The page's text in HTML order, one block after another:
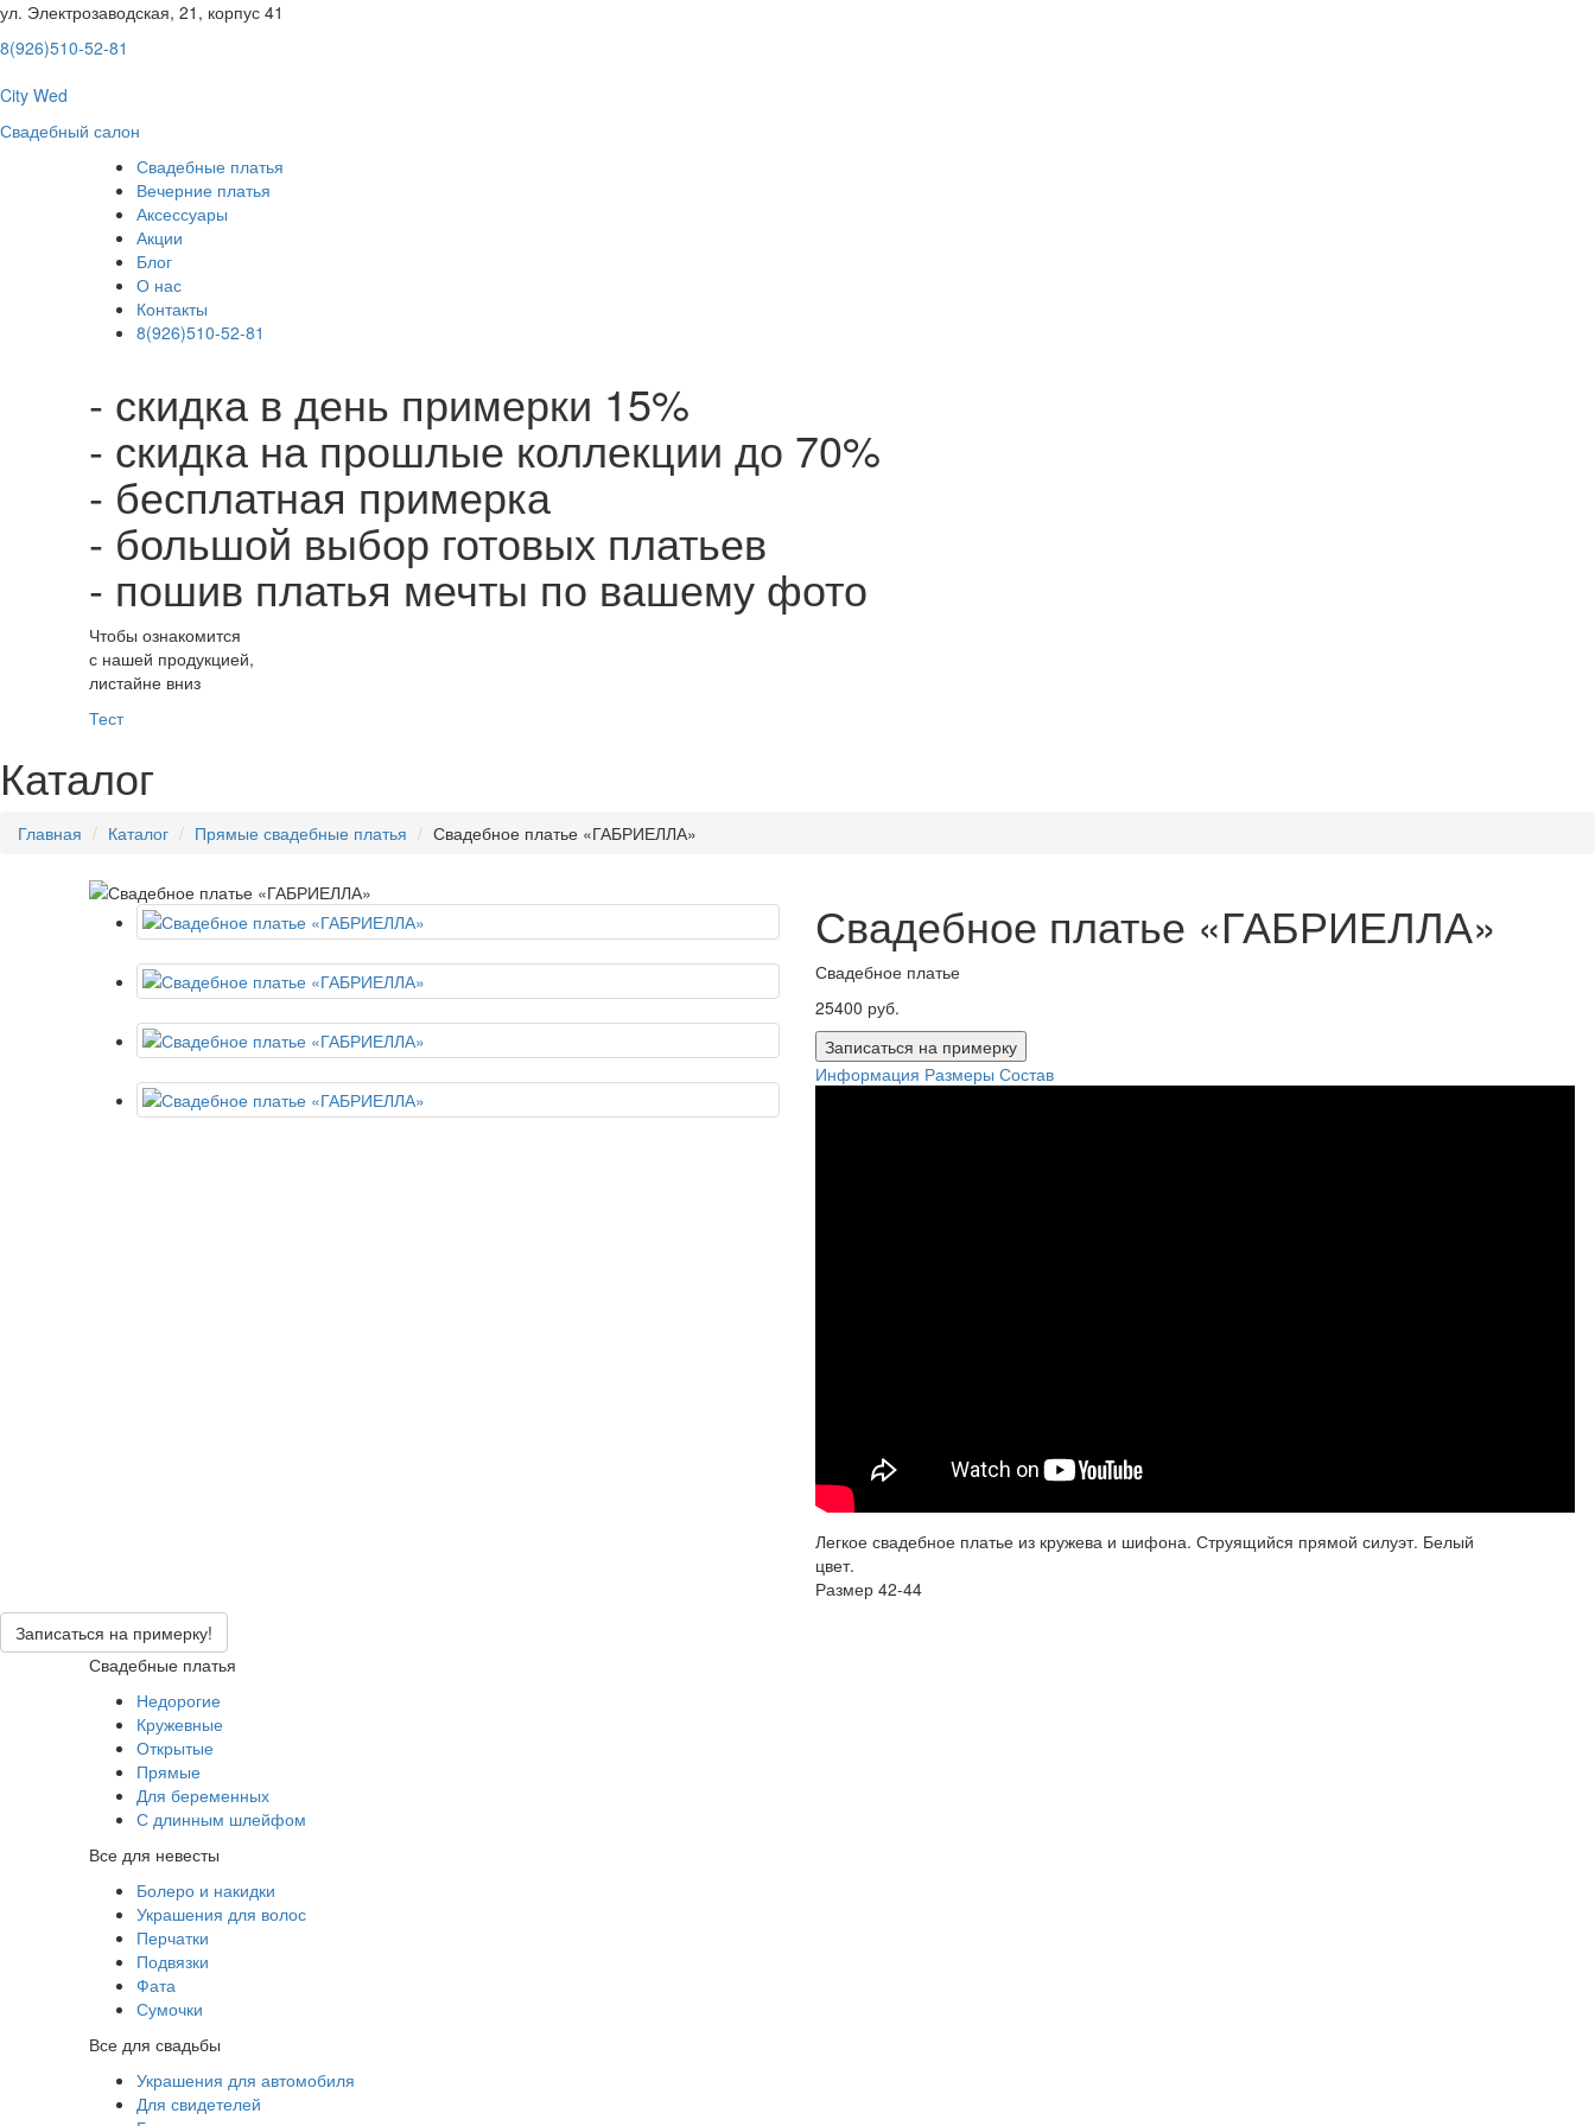
ул. Электрозаводская, 21, корпус 41
8(926)510-52-81
City Wed
Свадебный салон
Свадебные платья
Вечерние платья
Аксессуары
Акции
Блог
О нас
Контакты
8(926)510-52-81
- скидка в день примерки 15%
- скидка на прошлые коллекции до 70%
- бесплатная примерка
- большой выбор готовых платьев
- пошив платья мечты по вашему фото
Чтобы ознакомится
с нашей продукцией,
листайне вниз
Тест
Каталог
Главная Каталог Прямые свадебные платья Свадебное платье «ГАБРИЕЛЛА»
Свадебное платье «ГАБРИЕЛЛА»
Свадебное платье
25400 руб.
Записаться на примерку
Информация Размеры Состав
Легкое свадебное платье из кружева и шифона. Струящийся прямой силуэт. Белый
цвет.
Размер 42-44
Записаться на примерку!
Свадебные платья
Недорогие
Кружевные
Открытые
Прямые
Для беременных
С длинным шлейфом
Все для невесты
Болеро и накидки
Украшения для волос
Перчатки
Подвязки
Фата
Сумочки
Все для свадьбы
Украшения для автомобиля
Для свидетелей